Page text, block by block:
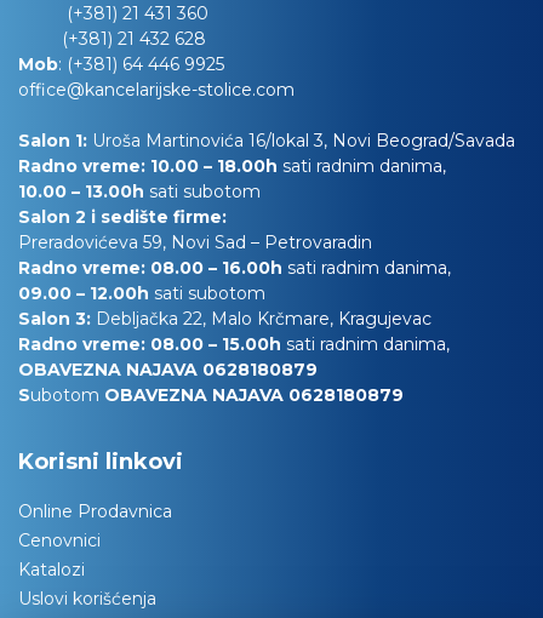
(+381) 21 431 360
(+381) 21 432 628
Mob: (+381) 64 446 9925
office@kancelarijske-stolice.com
Salon 1: Uroša Martinovića 16/lokal 3, Novi Beograd/Savada
Radno vreme: 10.00 – 18.00h sati radnim danima,
10.00 – 13.00h sati subotom
Salon 2 i sedište firme:
Preradovićeva 59, Novi Sad – Petrovaradin
Radno vreme: 08.00 – 16.00h sati radnim danima,
09.00 – 12.00h sati subotom
Salon 3: Debljačka 22, Malo Krčmare, Kragujevac
Radno vreme: 08.00 – 15.00h sati radnim danima,
OBAVEZNA NAJAVA 0628180879
Subotom OBAVEZNA NAJAVA 0628180879
Korisni linkovi
Online Prodavnica
Cenovnici
Katalozi
Uslovi korišćenja